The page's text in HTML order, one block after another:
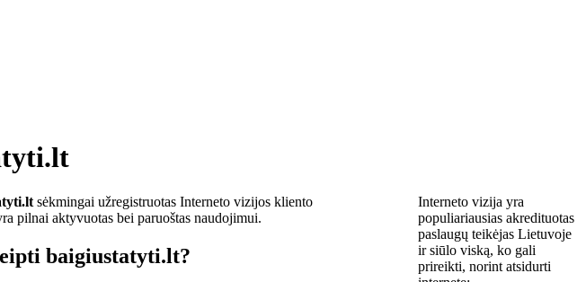
sėkmingai užregistruotas Interneto vizijos kliento
pilnai aktyvuotas bei paruoštas naudojimui.
baigiustatyti.lt?
Interneto vizija yra
populiariausias akredituotas
paslaugų teikėjas Lietuvoje
ir siūlo viską, ko gali
prireikti, norint atsidurti